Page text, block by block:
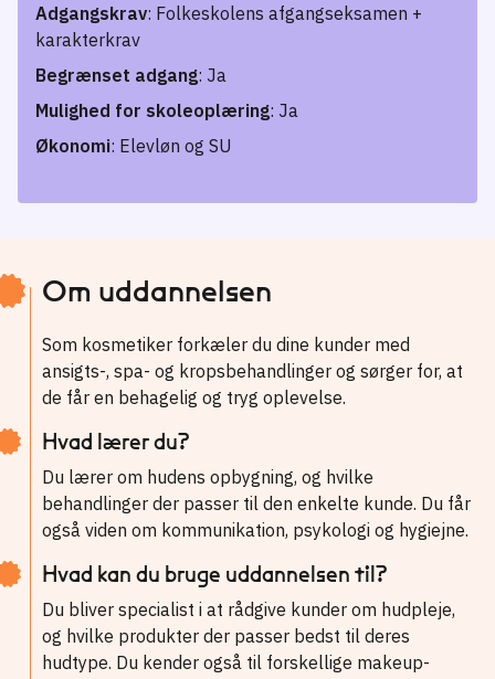
Adgangskrav: Folkeskolens afgangseksamen +
karakterkrav
Begrænset adgang: Ja
Mulighed for skoleoplæring: Ja
Økonomi: Elevløn og SU
Om uddannelsen
Som kosmetiker forkæler du dine kunder med
ansigts-, spa- og kropsbehandlinger og sørger for, at
de får en behagelig og tryg oplevelse.
Hvad lærer du?
Du lærer om hudens opbygning, og hvilke
behandlinger der passer til den enkelte kunde. Du får
også viden om kommunikation, psykologi og hygiejne.
Hvad kan du bruge uddannelsen til?
Du bliver specialist i at rådgive kunder om hudpleje,
og hvilke produkter der passer bedst til deres
hudtype. Du kender også til forskellige makeup-